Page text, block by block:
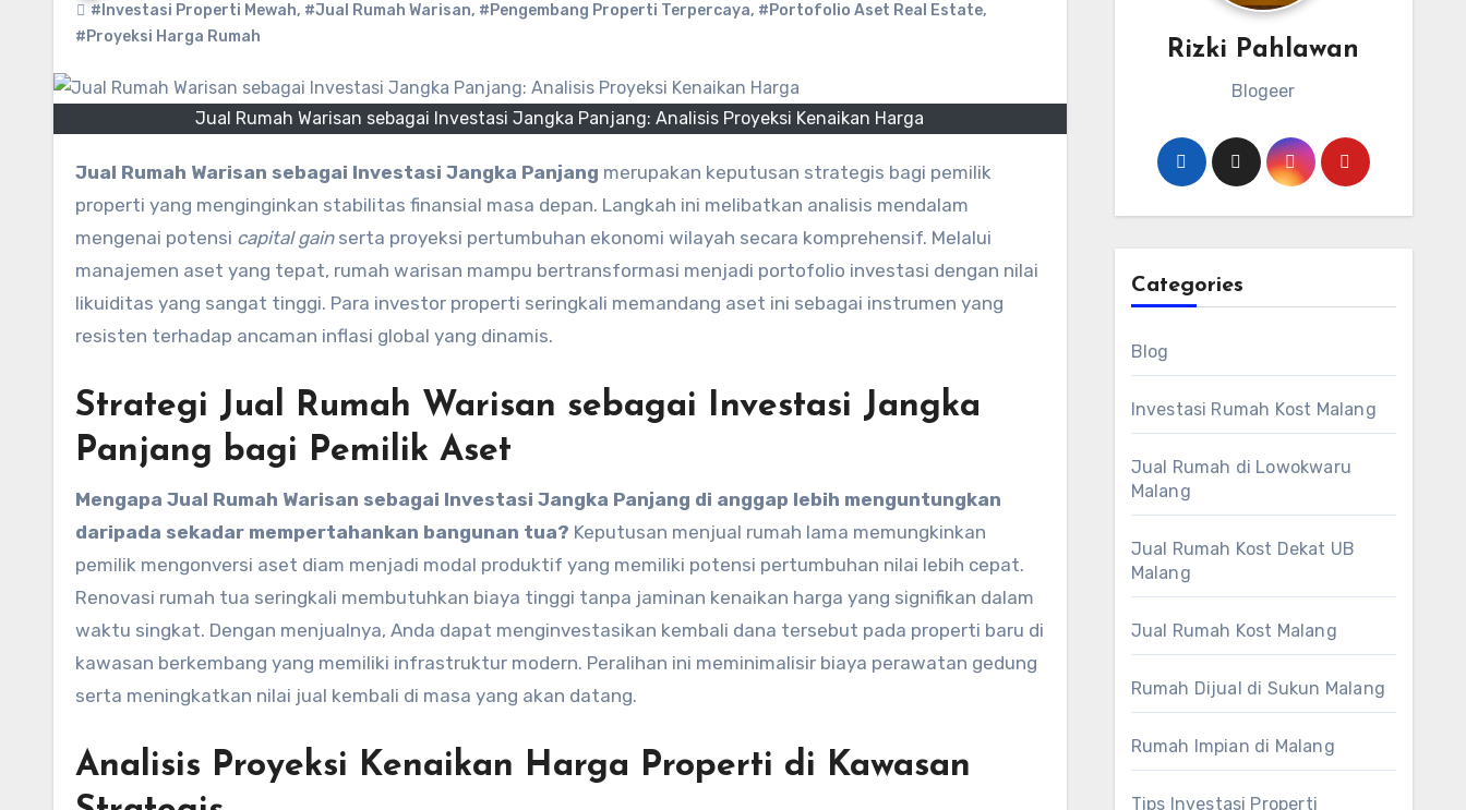
#Investasi Properti Mewah, #Jual Rumah Warisan, #Pengembang Properti Terpercaya, #Portofolio Aset Real Estate,
#Proyeksi Harga Rumah
Jual Rumah Warisan sebagai Investasi Jangka Panjang: Analisis Proyeksi Kenaikan Harga
Jual Rumah Warisan sebagai Investasi Jangka Panjang merupakan keputusan strategis bagi pemilik
properti yang menginginkan stabilitas finansial masa depan. Langkah ini melibatkan analisis mendalam
mengenai potensi capital gainserta proyeksi pertumbuhan ekonomi wilayah secara komprehensif. Melalui
manajemen aset yang tepat, rumah warisan mampu bertransformasi menjadi portofolio investasi dengan nilai
likuiditas yang sangat tinggi. Para investor properti seringkali memandang aset ini sebagai instrumen yang
resisten terhadap ancaman inflasi global yang dinamis.
Strategi Jual Rumah Warisan sebagai Investasi Jangka
Panjang bagi Pemilik Aset
Mengapa Jual Rumah Warisan sebagai Investasi Jangka Panjang di anggap lebih menguntungkan
daripada sekadar mempertahankan bangunan tua? Keputusan menjual rumah lama memungkinkan
pemilik mengonversi aset diam menjadi modal produktif yang memiliki potensi pertumbuhan nilai lebih cepat.
Renovasi rumah tua seringkali membutuhkan biaya tinggi tanpa jaminan kenaikan harga yang signifikan dalam
waktu singkat. Dengan menjualnya, Anda dapat menginvestasikan kembali dana tersebut pada properti baru di
kawasan berkembang yang memiliki infrastruktur modern. Peralihan ini meminimalisir biaya perawatan gedung
serta meningkatkan nilai jual kembali di masa yang akan datang.
Analisis Proyeksi Kenaikan Harga Properti di Kawasan
Rizki Pahlawan
Blogeer
Categories
Blog
Investasi Rumah Kost Malang
Jual Rumah di Lowokwaru
Malang
Jual Rumah Kost Dekat UB
Malang
Jual Rumah Kost Malang
Rumah Dijual di Sukun Malang
Rumah Impian di Malang
Tips Investasi Properti